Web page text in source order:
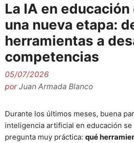
La IA en
una nueva etapa:
herramientas a
competencias
05/07/2026
porJuan Armada Blanco
Durante los últimos meses, buena
inteligencia artificial en educación
pregunta muy práctica: qué